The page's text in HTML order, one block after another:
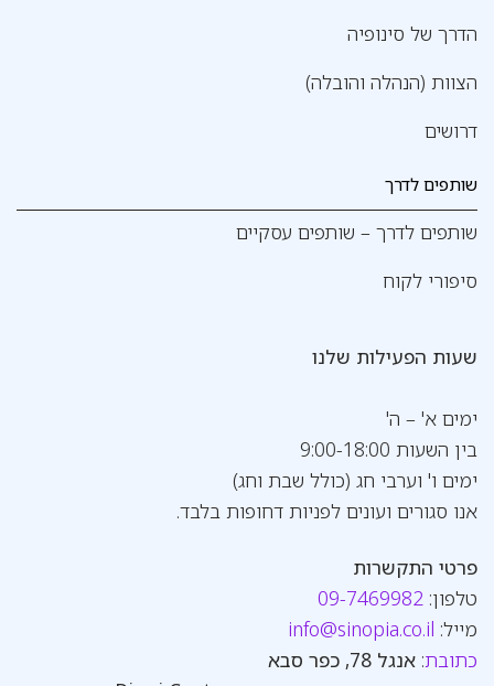
הדרך של סינופיה
הצוות (הנהלה והובלה)
דרושים
שותפים לדרך
שותפים לדרך – שותפים עסקיים
סיפורי לקוח
שעות הפעילות שלנו
ימים א' – ה'
בין השעות 9:00-18:00
ימים ו' וערבי חג (כולל שבת וחג)
אנו סגורים ועונים לפניות דחופות בלבד.
פרטי התקשרות
טלפון: 09-7469982
מייל: info@sinopia.co.il
כתובת: אנגל 78, כפר סבא